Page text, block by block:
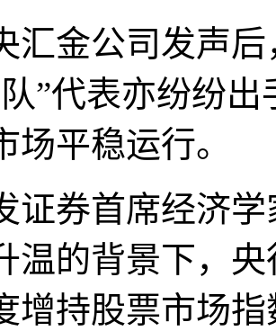
金公司发声后
”代表亦纷纷
场平稳运行。
券首席经济学
温的背景下，
增持股票市场